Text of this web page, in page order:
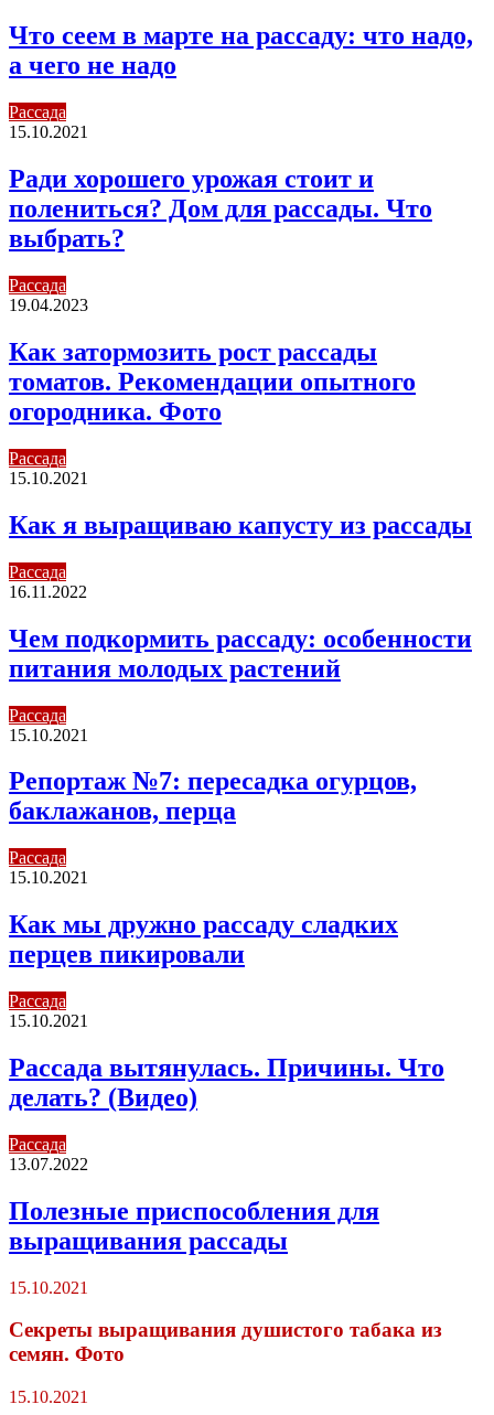
Что сеем в марте на рассаду: что надо,
а чего не надо
Рассада
15.10.2021
Ради хорошего урожая стоит и
полениться? Дом для рассады. Что
выбрать?
Рассада
19.04.2023
Как затормозить рост рассады
томатов. Рекомендации опытного
огородника. Фото
Рассада
15.10.2021
Как я выращиваю капусту из рассады
Рассада
16.11.2022
Чем подкормить рассаду: особенности
питания молодых растений
Рассада
15.10.2021
Репортаж №7: пересадка огурцов,
баклажанов, перца
Рассада
15.10.2021
Как мы дружно рассаду сладких
перцев пикировали
Рассада
15.10.2021
Рассада вытянулась. Причины. Что
делать? (Видео)
Рассада
13.07.2022
Полезные приспособления для
выращивания рассады
15.10.2021
Секреты выращивания душистого табака из
семян. Фото
15.10.2021